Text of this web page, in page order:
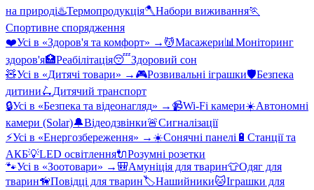
на природі♨️Термопродукція🪓Набори виживання🏃
Спортивне спорядження
❤️Усі в «Здоров'я та комфорт» → 💆Масажери📊 Моніторинг
здоров'я🏥Реабілітація😴Здоровий сон
🧸Усі в «Дитячі товари» → 🎮Розвивальні іграшки🛡️Безпека
дитини🛴Дитячий транспорт
🔒Усі в «Безпека та відеонагляд» → 📹Wi-Fi камери☀️Автономні
камери (Solar)🔔Відеодзвінки🚨Сигналізації
⚡Усі в «Енергозбереження» → ☀️Сонячні панелі 🔋 Станції та
АКБ💡LED освітлення🔌Розумні розетки
🐾Усі в «Зоотовари» → 🎒Амуніція для тварин👕Одяг для
тварин🦮Повідці для тварин🏷️Нашийники🐱Іграшки для